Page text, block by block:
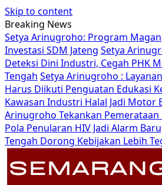
Skip to content
Breaking News
Setya Arinugroho: Program
Investasi SDM Jateng Setya
Deteksi Dini Industri, Cegah PHK
Tengah Setya Arinugroho :
Harus Diikuti Penguatan Edukasi
Kawasan Industri Halal Jadi Motor
Arinugroho Tekankan Pemerataan
Pola Penularan HIV Jadi Alarm
Tengah Dorong Kebijakan Lebih